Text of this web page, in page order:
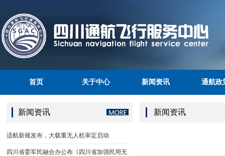
首页 关于中心 新闻资讯 通航政
新闻资讯
适航新规发布，大载重无人机审定启动
四川省委军民融合办公布《四川省加强民用无
新闻资讯